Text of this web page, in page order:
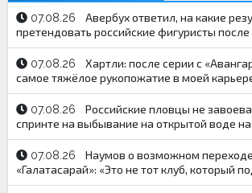
07.08.26
Авербух ответил, на какие
претендовать российские фигуристы после
07.08.26
Хартли: после серии с
самое тяжёлое рукопожатие в моей
07.08.26
Российские пловцы не
спринте на выбывание на открытой воде
07.08.26
Наумов о возможном
«Галатасарай»: «Это не тот клуб, который